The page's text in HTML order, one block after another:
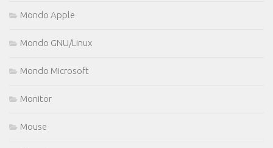
Mondo Apple
Mondo GNU/Linux
Mondo Microsoft
Monitor
Mouse